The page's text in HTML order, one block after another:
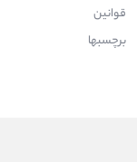
قوانین
برچسبها